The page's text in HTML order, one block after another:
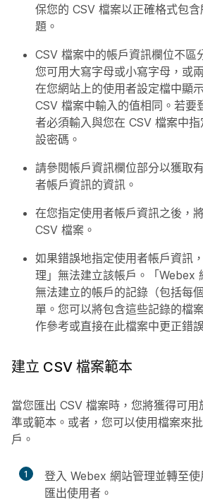
保您的 CSV 檔案以正確格式包
題。
CSV 檔案中的帳戶資訊欄位不區
您可用大寫字母或小寫字母，或
在您網站上的使用者設定檔中顯
CSV 檔案中輸入的值相同。若要
者必須輸入與您在 CSV 檔案中
設密碼。
請參閱帳戶資訊欄位部分以獲取
者帳戶資訊的資訊。
在您指定使用者帳戶資訊之後，
CSV 檔案。
如果錯誤地指定使用者帳戶資訊
理」無法建立該帳戶。「Webex
無法建立的帳戶的記錄（包括每
單。您可以將包含這些記錄的檔
作參考或直接在此檔案中更正錯
建立 CSV 檔案範本
當您匯出 CSV 檔案時，您將獲得可
準或範本。或者，您可以使用檔案來
戶。
1 登入 Webex 網站管理並轉至使
匯出使用者 。